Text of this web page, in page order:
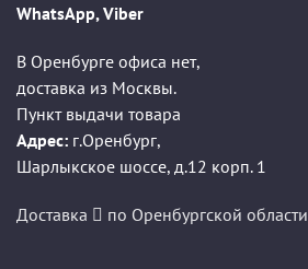
WhatsApp, Viber
В Оренбурге офиса нет,
доставка из Москвы.
Пункт выдачи товара
Адрес: г.Оренбург,
Шарлыкское шоссе, д.12 корп. 1
Доставка по Оренбургской области